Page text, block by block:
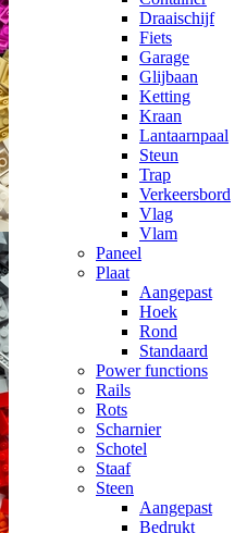
Draaischijf
Fiets
Garage
Glijbaan
Ketting
Kraan
Lantaarnpaal
Steun
Trap
Verkeersbord
Vlag
Vlam
Paneel
Plaat
Aangepast
Hoek
Rond
Standaard
Power functions
Rails
Rots
Scharnier
Schotel
Staaf
Steen
Aangepast
Bedrukt